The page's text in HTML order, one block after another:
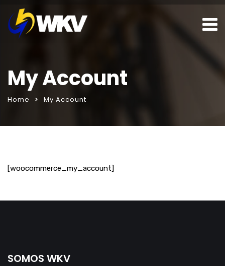
My Account
Home My Account
[woocommerce_my_account]
SOMOS WKV